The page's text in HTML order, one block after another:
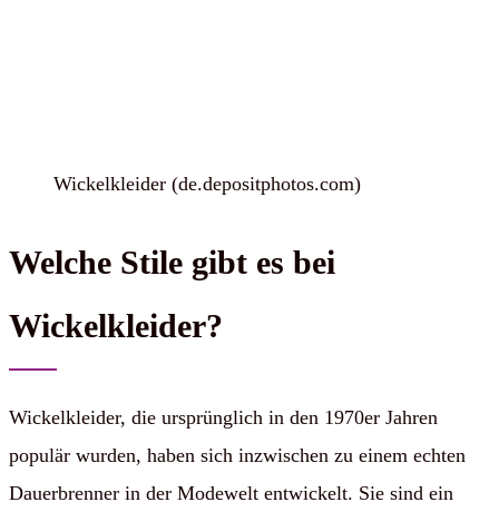
Wickelkleider (de.depositphotos.com)
Welche Stile gibt es bei
Wickelkleider?
Wickelkleider, die ursprünglich in den 1970er Jahren
populär wurden, haben sich inzwischen zu einem echten
Dauerbrenner in der Modewelt entwickelt. Sie sind ein